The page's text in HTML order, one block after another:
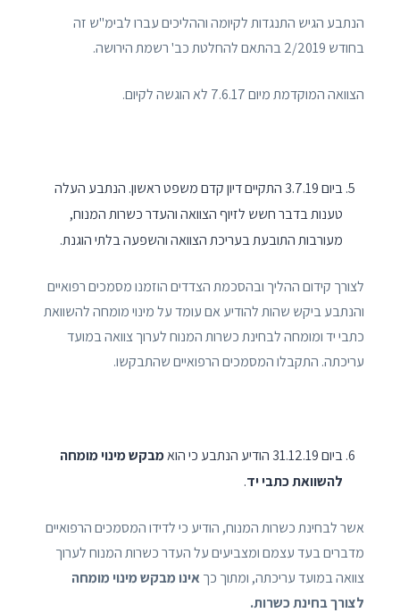
הנתבע הגיש התנגדות לקיומה וההליכים עברו לבימ"ש זה
בחודש 2/2019 בהתאם להחלטת כב' רשמת הירושה.
הצוואה המוקדמת מיום 7.6.17 לא הוגשה לקיום.
ביום 3.7.19 התקיים דיון קדם משפט ראשון. הנתבע העלה
טענות בדבר חשש לזיוף הצוואה והעדר כשרות המנוח,
מעורבות התובעת בעריכת הצוואה והשפעה בלתי הוגנת.
לצורך קידום ההליך ובהסכמת הצדדים הוזמנו מסמכים רפואיים
והנתבע ביקש שהות להודיע אם עומד על מינוי מומחה להשוואת
כתבי יד ומומחה לבחינת כשרות המנוח לערוך צוואה במועד
עריכתה. התקבלו המסמכים הרפואיים שהתבקשו.
ביום 31.12.19 הודיע הנתבע כי הוא
מבקש מינוי מומחה
להשוואת כתבי יד.
אשר לבחינת כשרות המנוח, הודיע כי לדידו המסמכים הרפואיים
מדברים בעד עצמם ומצביעים על העדר כשרות המנוח לערוך
צוואה במועד עריכתה, ומתוך כך אינו מבקש מינוי מומחה
לצורך בחינת כשרות.